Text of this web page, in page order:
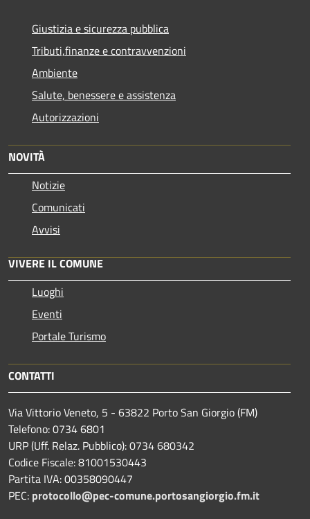
Giustizia e sicurezza pubblica
Tributi,finanze e contravvenzioni
Ambiente
Salute, benessere e assistenza
Autorizzazioni
NOVITÀ
Notizie
Comunicati
Avvisi
VIVERE IL COMUNE
Luoghi
Eventi
Portale Turismo
CONTATTI
Via Vittorio Veneto, 5 - 63822 Porto San Giorgio (FM)
Telefono: 0734 6801
URP (Uff. Relaz. Pubblico): 0734 680342
Codice Fiscale: 81001530443
Partita IVA: 00358090447
PEC: protocollo@pec-comune.portosangiorgio.fm.it